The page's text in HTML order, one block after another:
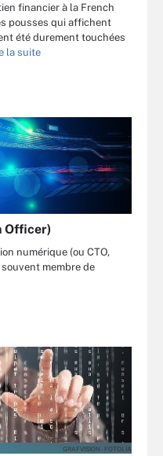
financier à la French
pousses qui affichent
été durement touchées
la suite
Officer)
numérique (ou CTO,
membre de
GRAFVISION - FOTOLIA